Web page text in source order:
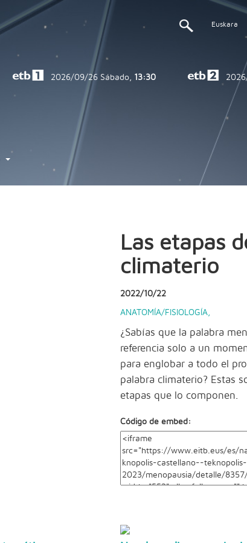
Euskara
2026/09/26 Sábado, 13:30
Las etapas
climaterio
2022/10/22
ANATOMÍA/FISIOLOGÍA,
¿Sabías que la palabra
referencia solo a un
para englobar a todo el
palabra climaterio? Estas
etapas que lo componen.
Código de embed: